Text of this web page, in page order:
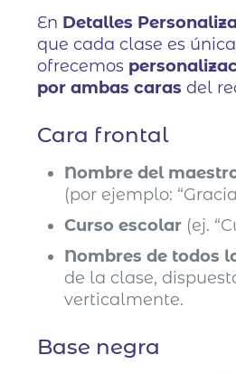
En Detalles
que cada clase es
ofrecemos
por ambas caras del
Cara frontal
Nombre del
(por ejemplo:
Curso escolar (ej.
Nombres de todos
de la clase,
verticalmente.
Base negra